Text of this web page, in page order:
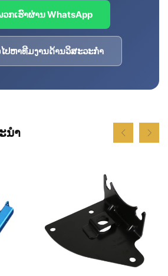
ກເຮົາຜ່ານ WhatsApp
ປຫາທີມງານດ້ານວິສະວະກຳ
ນຳ